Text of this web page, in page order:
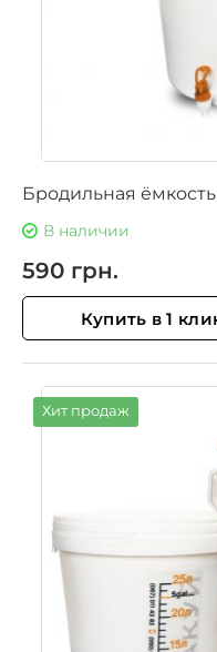
Бродильная
В наличии
590 грн.
Купить в 1
Хит продаж